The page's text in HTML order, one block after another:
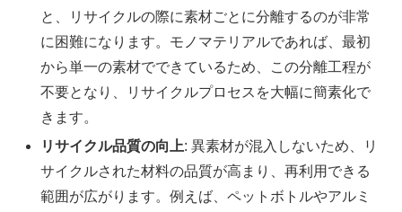
と、リサイクルの際に素材ごとに分離するのが非常
に困難になります。モノマテリアルであれば、最初
から単一の素材でできているため、この分離工程が
不要となり、リサイクルプロセスを大幅に簡素化で
きます。
リサイクル品質の向上: 異素材が混入しないため、リ
サイクルされた材料の品質が高まり、再利用できる
範囲が広がります。例えば、ペットボトルやアルミ